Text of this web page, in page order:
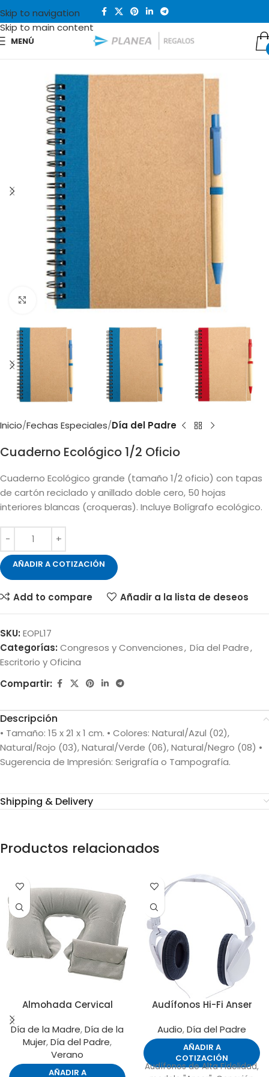
Skip to navigation
Skip to main content
MENÚ
Clic para ampliar
Inicio Fechas Especiales Día del Padre
Cuaderno Ecológico 1/2 Oficio
Cuaderno Ecológico grande (tamaño 1/2 oficio) con tapas
de cartón reciclado y anillado doble cero, 50 hojas
interiores blancas (croqueras). Incluye Bolígrafo ecológico.
AÑADIR A COTIZACIÓN
Add to compare Añadir a la lista de deseos
SKU: EOPL17
Categorías: Congresos y Convenciones, Día del Padre,
Escritorio y Oficina
Compartir:
Descripción
• Tamaño: 15 x 21 x 1 cm. • Colores: Natural/Azul (02),
Natural/Rojo (03), Natural/Verde (06), Natural/Negro (08) •
Sugerencia de Impresión: Serigrafía o Tampografía.
Shipping & Delivery
Productos relacionados
Almohada Cervical
Día de la Madre,Día de la
Mujer,Día del Padre,
Verano
AÑADIR A
Audífonos Hi-Fi Anser
Audio,Día del Padre
AÑADIR A
COTIZACIÓN
Audífonos de Alta Fidelidad,